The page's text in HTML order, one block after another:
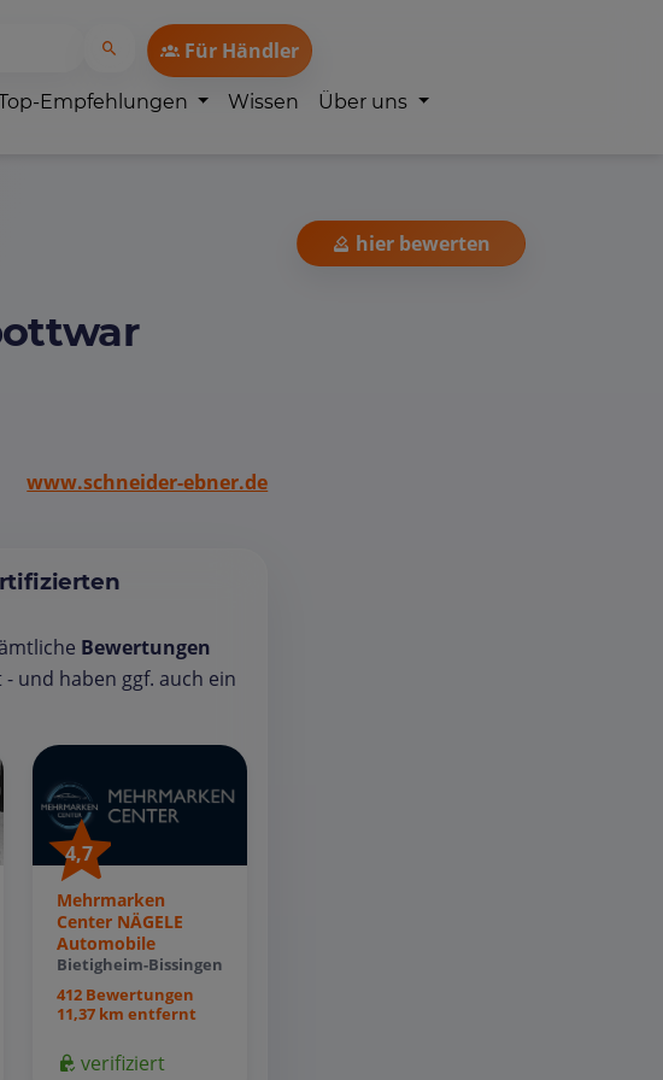
Für Händler
Empfehlungen Wissen Über uns
www.schneider-ebner.de
Bewertungen
- und haben ggf. auch ein
4,7
Mehrmarken
Center NÄGELE
Automobile
Bietigheim-Bissingen
412 Bewertungen
11,37 km entfernt
verifiziert
hier bewerten